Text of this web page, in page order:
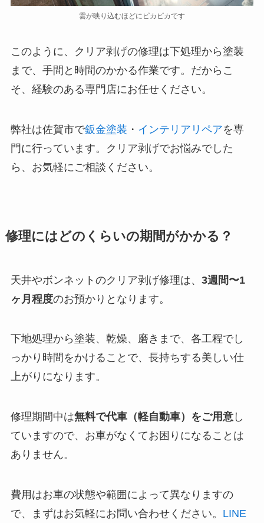
雲が映り込むほどにピカピカです
このように、クリア剥げの修理は下処理から塗装
まで、手間と時間のかかる作業です。だからこ
そ、経験のある専門店にお任せください。
弊社は佐賀市で鈑金塗装 ・ インテリアリペアを専
門に行っています。クリア剥げでお悩みでした
ら、お気軽にご相談ください。
修理にはどのくらいの期間がかかる？
天井やボンネットのクリア剥げ修理は、 3週間〜1
ヶ月程度のお預かりとなります。
下地処理から塗装、乾燥、磨きまで、各工程でし
っかり時間をかけることで、長持ちする美しい仕
上がりになります。
修理期間中は無料で代車（軽自動車）をご用意し
ていますので、お車がなくてお困りになることは
ありません。
費用はお車の状態や範囲によって異なりますの
で、まずはお気軽にお問い合わせください。 LINE